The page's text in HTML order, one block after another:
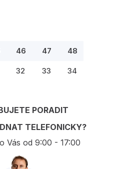
46 47 48
32 33 34
PORADIT
TELEFONICKY?
Vás od 9:00 - 17:00